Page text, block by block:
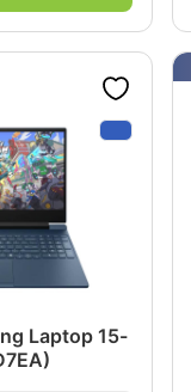
Laptop 15-